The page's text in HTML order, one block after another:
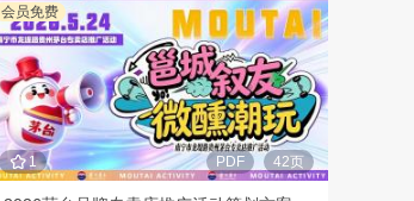
会员免费
1 PDF 42页